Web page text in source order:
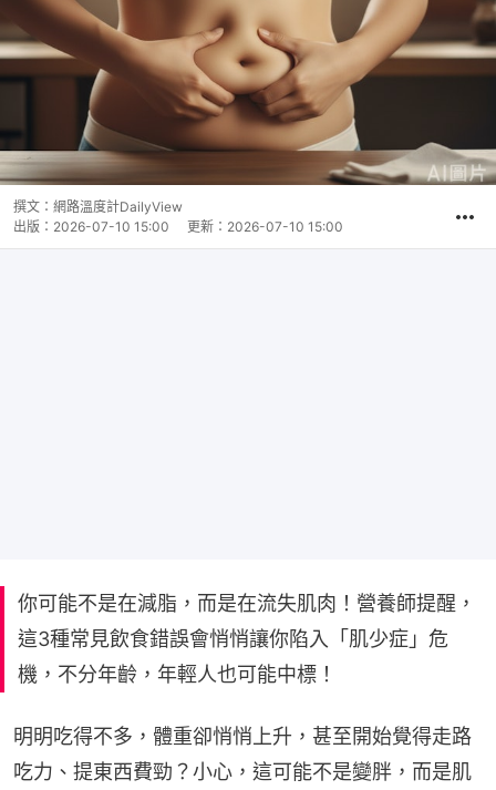
撰文： 網路溫度計DailyView
出版： 2026-07-10 15:00 更新： 2026-07-10 15:00
你可能不是在減脂，而是在流失肌肉！營養師提醒，
這3種常見飲食錯誤會悄悄讓你陷入「肌少症」危
機，不分年齡，年輕人也可能中標！
明明吃得不多，體重卻悄悄上升，甚至開始覺得走路
吃力、提東西費勁？小心，這可能不是變胖，而是肌